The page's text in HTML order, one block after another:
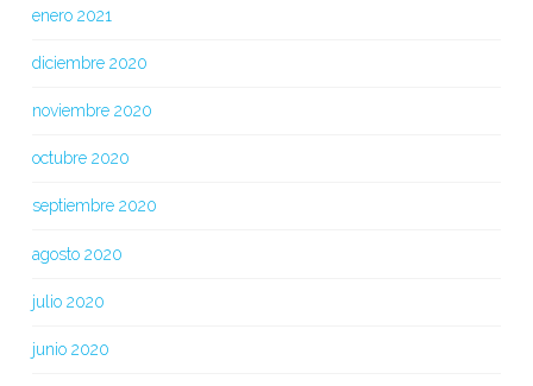
enero 2021
diciembre 2020
noviembre 2020
octubre 2020
septiembre 2020
agosto 2020
julio 2020
junio 2020